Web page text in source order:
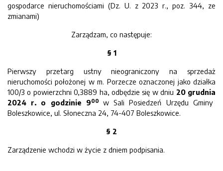
gospodarce nieruchomościami (Dz. U. z 2023 r., poz. 344, ze
zmianami)
Zarządzam, co następuje:
§ 1
Pierwszy przetarg ustny nieograniczony na sprzedaż
nieruchomości położonej w m. Porzecze oznaczonej jako działka
100/3 o powierzchni 0,3889 ha, odbędzie się w dniu 20 grudnia
2024 r. o godzinie 900
w Sali Posiedzeń Urzędu Gminy
Boleszkowice, ul. Słoneczna 24, 74-407 Boleszkowice.
§ 2
Zarządzenie wchodzi w życie z dniem podpisania.